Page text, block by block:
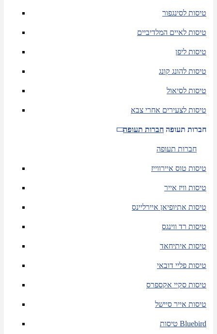
טיסות לסינגפור
טיסות לאיים המלדיביים
טיסות ליפן
טיסות להונג קונג
טיסות לסיאול
טיסות לצעירים אחרי צבא
חברות תעופה חברות תעופה
חברות תעופה
טיסות טוס איירווייז
טיסות וויז אייר
טיסות אתיופיאן איירליינס
טיסות רד ווינגס
טיסות איתיחאד
טיסות פליי דובאי
טיסות סקיי אקספרס
טיסות אייר סיישל
טיסות Bluebird